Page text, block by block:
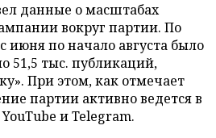
данные о масштабах
вокруг партии. По
июня по начало августа было
51,5 тыс. публикаций,
При этом, как отмечает
партии активно ведется в
и Telegram.